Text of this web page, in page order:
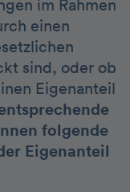
im Rahmen
einen
sind, oder ob
Eigenanteil
folgende
Eigenanteil